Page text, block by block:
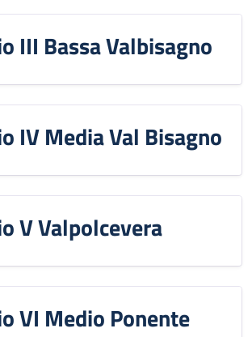
III Bassa Valbisagno
IV Media Val Bisagno
V Valpolcevera
VI Medio Ponente